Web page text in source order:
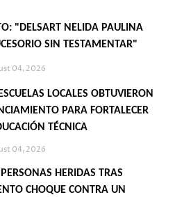
"DELSART NELIDA PAULINA
SIN TESTAMENTAR"
04, 2026
LOCALES OBTUVIERON
PARA FORTALECER
TÉCNICA
04, 2026
HERIDAS TRAS
CHOQUE CONTRA UN